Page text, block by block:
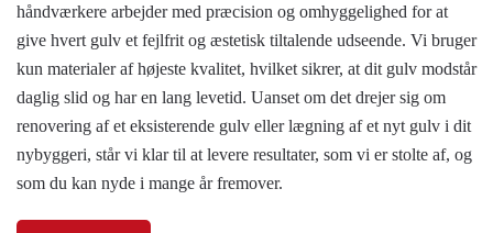
håndværkere arbejder med præcision og omhyggelighed for at
give hvert gulv et fejlfrit og æstetisk tiltalende udseende. Vi bruger
kun materialer af højeste kvalitet, hvilket sikrer, at dit gulv modstår
daglig slid og har en lang levetid. Uanset om det drejer sig om
renovering af et eksisterende gulv eller lægning af et nyt gulv i dit
nybyggeri, står vi klar til at levere resultater, som vi er stolte af, og
som du kan nyde i mange år fremover.